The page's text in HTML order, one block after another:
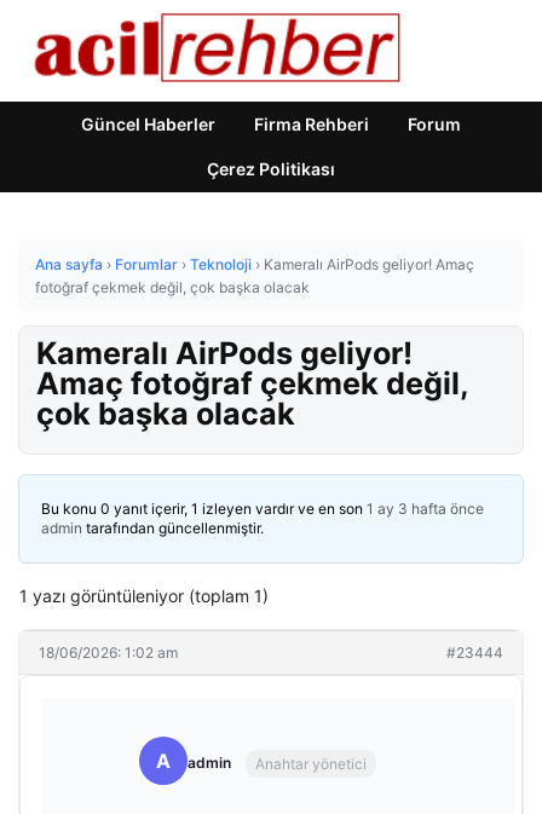
Güncel Haberler Firma Rehberi Forum
Çerez Politikası
Ana sayfa › Forumlar › Teknoloji › Kameralı AirPods geliyor! Amaç
fotoğraf çekmek değil, çok başka olacak
Kameralı AirPods geliyor!
Amaç fotoğraf çekmek değil,
çok başka olacak
Bu konu 0 yanıt içerir, 1 izleyen vardır ve en son 1 ay 3 hafta önce
admin tarafından güncellenmiştir.
1 yazı görüntüleniyor (toplam 1)
18/06/2026: 1:02 am #23444
A admin Anahtar yönetici